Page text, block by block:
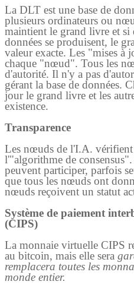
La DLT est une base de
plusieurs ordinateurs ou
maintient le grand livre et si
données se produisent, le
valeur exacte. Les "mises à
chaque "nœud". Tous les
d'autorité. Il n'y a pas
gérant la base de données.
jour le grand livre et les
existence.
Transparence
Les nœuds de l'I.A. vérifient
l'"algorithme de
peuvent participer, parfois
que tous les nœuds ont
nœuds reçoivent un statut
Système de paiement
(CIPS)
La monnaie virtuelle CIPS
au bitcoin, mais elle sera
remplacera toutes les
monde entier.